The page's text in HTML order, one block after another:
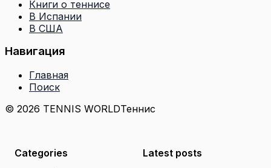
Книги о теннисе
В Испании
В США
Навигация
Главная
Поиск
© 2026 TENNIS WORLDТеннис
Categories
Latest posts